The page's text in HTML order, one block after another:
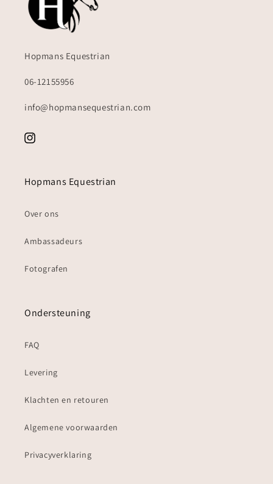
Hopmans Equestrian
06-12155956
info@hopmansequestrian.com
Instagram
Hopmans Equestrian
Over ons
Ambassadeurs
Fotografen
Ondersteuning
FAQ
Levering
Klachten en retouren
Algemene voorwaarden
Privacyverklaring